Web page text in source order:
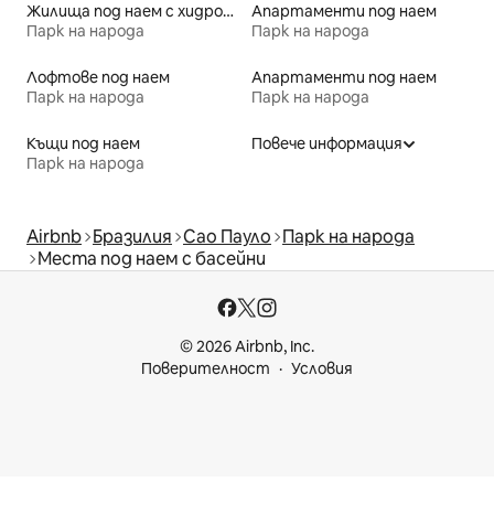
Жилища под наем с хидромасажна вана
Парк на народа
Апартаменти под наем
Парк на народа
Лофтове под наем
Парк на народа
Апартаменти под наем
Парк на народа
Къщи под наем
Парк на народа
Повече информация
Airbnb Бразилия Сао Пауло Парк на народа
Места под наем с басейни
© 2026 Airbnb, Inc.
Поверителност
Условия